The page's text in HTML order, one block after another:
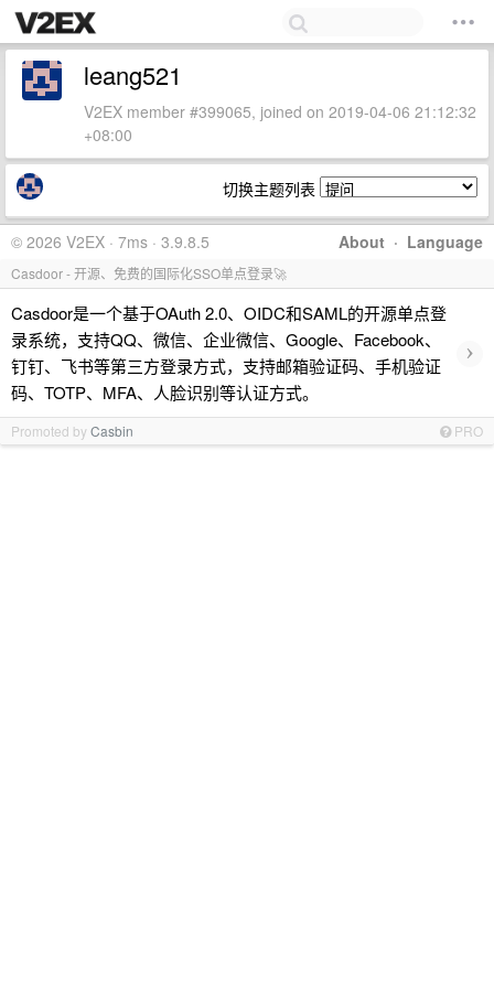
leang521
V2EX member #399065, joined on 2019-04-06 21:12:32
+08:00
切换主题列表
About · Language
© 2026 V2EX · 7ms · 3.9.8.5
Casdoor - 开源、免费的国际化SSO单点登录🚀
Casdoor是一个基于OAuth 2.0、OIDC和SAML的开源单点登
录系统，支持QQ、微信、企业微信、Google、Facebook、
钉钉、飞书等第三方登录方式，支持邮箱验证码、手机验证
码、TOTP、MFA、人脸识别等认证方式。
›
Promoted byCasbin PRO